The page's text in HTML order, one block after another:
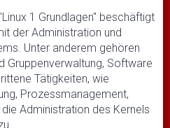
1 Grundlagen" beschäftigt
der Administration und
Unter anderem gehören
Gruppenverwaltung, Software
Tätigkeiten, wie
Prozessmanagement,
Administration des Kernels